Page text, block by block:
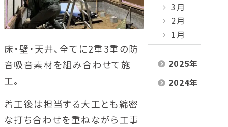
床・壁・天井、全てに2重3重の防
音吸音素材を組み合わせて施
工。
着工後は担当する大工とも綿密
な打ち合わせを重ねながら工事
3月
2月
1月
2025年
2024年